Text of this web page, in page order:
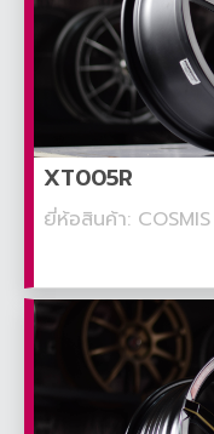
XT005R
ยี่ห้อสินค้า: